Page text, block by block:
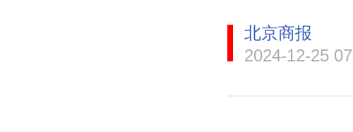
北京商报
2024-12-25